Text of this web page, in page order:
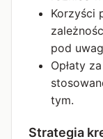
Korzyści
pod
Opłaty
tym.
Strategia